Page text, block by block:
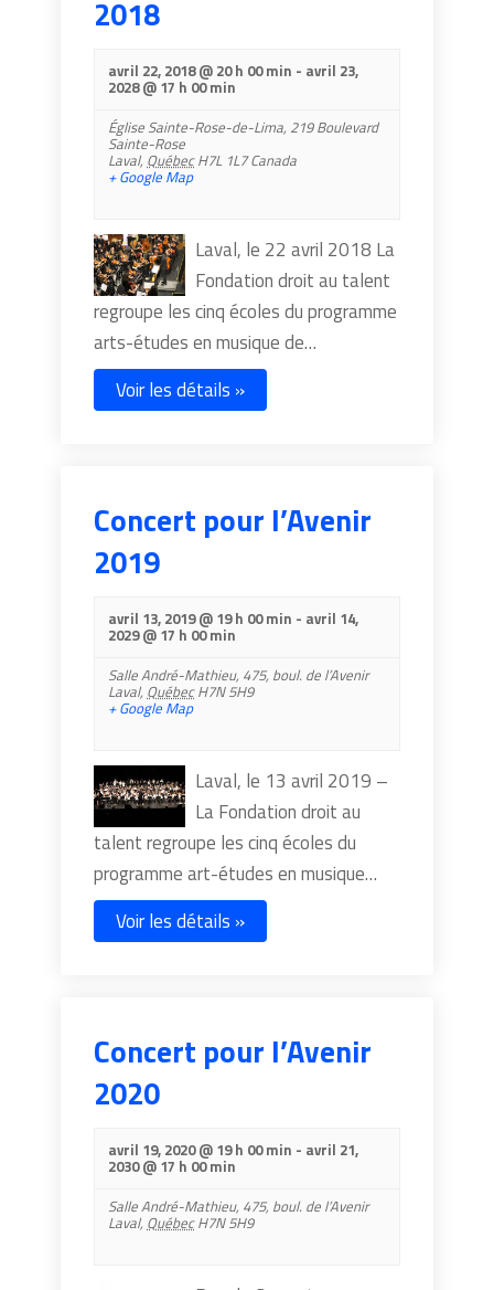
2018
avril 22, 2018 @ 20 h 00 min - avril 23,
2028 @ 17 h 00 min
Église Sainte-Rose-de-Lima, 219 Boulevard
Sainte-Rose
Laval, Québec H7L 1L7 Canada
+ Google Map
Laval, le 22 avril 2018 La
Fondation droit au talent
regroupe les cinq écoles du programme
arts-études en musique de…
Voir les détails »
Concert pour l’Avenir
2019
avril 13, 2019 @ 19 h 00 min - avril 14,
2029 @ 17 h 00 min
Salle André-Mathieu, 475, boul. de l’Avenir
Laval, Québec H7N 5H9
+ Google Map
Laval, le 13 avril 2019 –
La Fondation droit au
talent regroupe les cinq écoles du
programme art-études en musique…
Voir les détails »
Concert pour l’Avenir
2020
avril 19, 2020 @ 19 h 00 min - avril 21,
2030 @ 17 h 00 min
Salle André-Mathieu, 475, boul. de l’Avenir
Laval, Québec H7N 5H9